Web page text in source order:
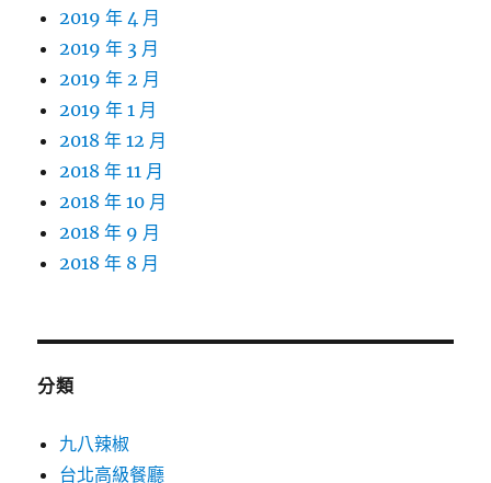
2019 年 4 月
2019 年 3 月
2019 年 2 月
2019 年 1 月
2018 年 12 月
2018 年 11 月
2018 年 10 月
2018 年 9 月
2018 年 8 月
分類
九八辣椒
台北高級餐廳